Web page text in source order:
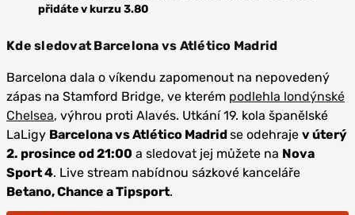
přidáte v kurzu 3.80
Kde sledovat Barcelona vs Atlético Madrid
Barcelona dala o víkendu zapomenout na nepovedený
zápas na Stamford Bridge, ve kterém podlehla londýnské
Chelsea, výhrou proti Alavés. Utkání 19. kola španělské
LaLigy Barcelona vs Atlético Madridse odehraje v úterý
2. prosince od 21:00 a sledovat jej můžete na Nova
Sport 4. Live stream nabídnou sázkové kanceláře
Betano, Chance a Tipsport.